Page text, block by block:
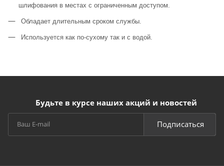
шлифования в местах с ограниченным доступом.
Обладает длительным сроком службы.
Используется как по-сухому так и с водой.
Будьте в курсе наших акций и новостей
Подписаться